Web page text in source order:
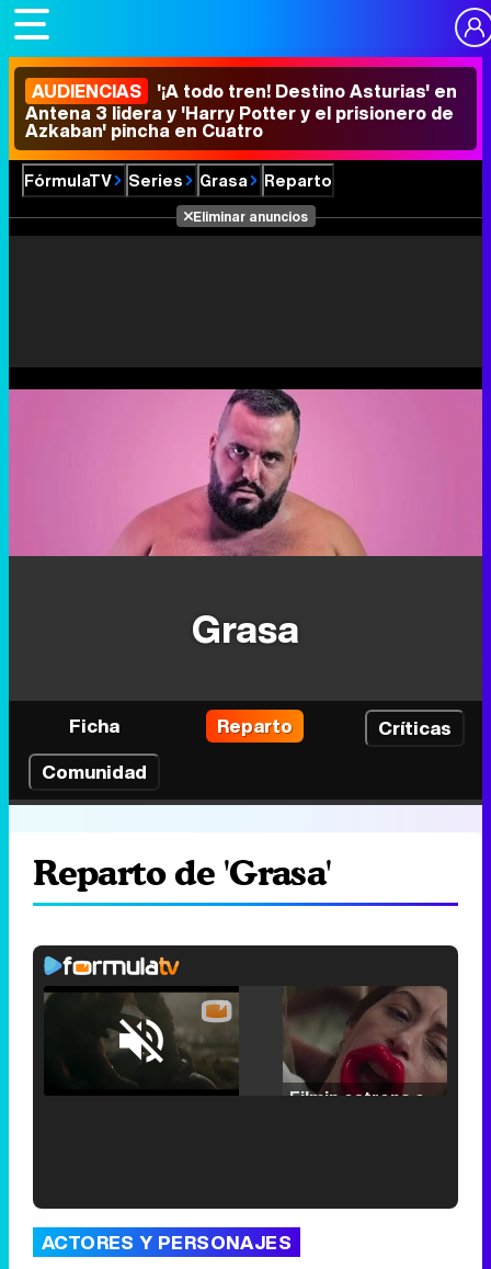
AUDIENCIAS '¡A todo tren! Destino Asturias' en
Antena 3 lidera y 'Harry Potter y el prisionero de
Azkaban' pincha en Cuatro
FórmulaTV Series Grasa Reparto
Eliminar anuncios
Grasa
Ficha Reparto
Críticas
Comunidad
Reparto de 'Grasa'
Unmute /
Loaded:
25.30%
ACTORES Y PERSONAJES